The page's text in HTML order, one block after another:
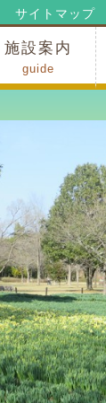
サイトマップ
施設案内
guide